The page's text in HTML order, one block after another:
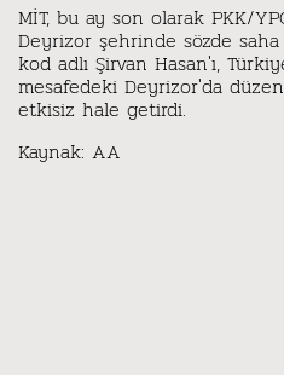
MİT, bu ay son olarak PKK/
Deyrizor şehrinde sözde
kod adlı Şirvan Hasan'ı,
mesafedeki Deyrizor'da
etkisiz hale getirdi.
Kaynak: AA